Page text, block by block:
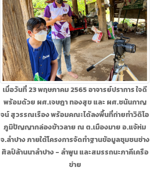
เมื่อวันที่ 23 พฤษภาคม 2565 อาจารย์ปราการ ใจดี
พร้อมด้วย ผศ.เจษฎา ทองสุข และ ผศ.ชนันกาญ
จน์ สุวรรณเรือง พร้อมคณะได้ลงพื้นที่ถ่ายทำวิดิโอ
ภูมิปัญญากล่องข้าวลาย ณ ต.เมืองมาย อ.แจ้ห่ม
จ.ลำปาง ภายใต้โครงการจัดทำฐานข้อมูลชุมชนช่าง
ศิลป์ล้านนาลำปาง - ลำพูน และสมรรถนะภาคีเครือ
ข่าย